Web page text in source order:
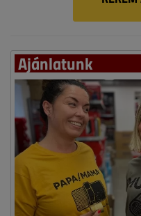
Ajánlatunk